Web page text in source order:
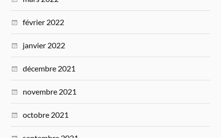
février 2022
janvier 2022
décembre 2021
novembre 2021
octobre 2021